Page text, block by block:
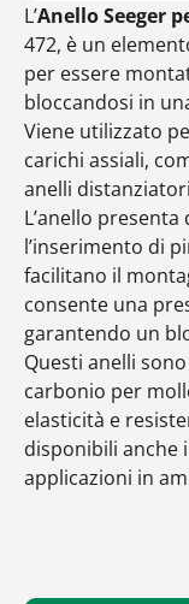
L’Anello Seeger
472, è un
per essere
bloccandosi in
Viene utilizzato
carichi assiali,
anelli
L’anello
l’inserimento di
facilitano il
consente una
garantendo un
Questi anelli
carbonio per
elasticità e
disponibili anche
applicazioni in